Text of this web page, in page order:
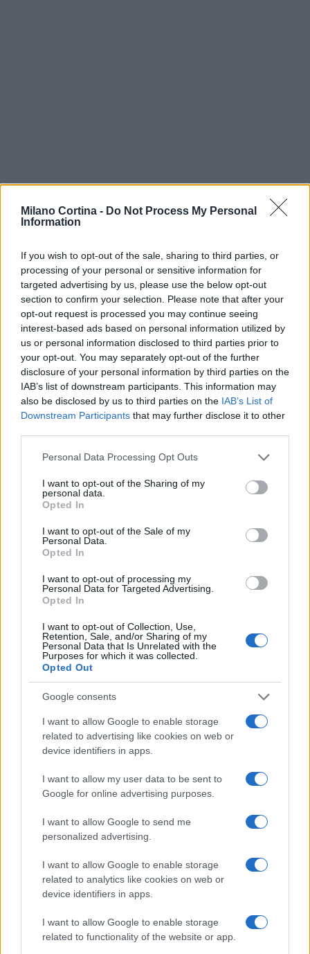
Milano Cortina - Do Not Process My Personal
Information
If you wish to opt-out of the sale, sharing to third parties, or
processing of your personal or sensitive information for
targeted advertising by us, please use the below opt-out
section to confirm your selection. Please note that after your
opt-out request is processed you may continue seeing
interest-based ads based on personal information utilized by
us or personal information disclosed to third parties prior to
your opt-out. You may separately opt-out of the further
disclosure of your personal information by third parties on the
IAB’s list of downstream participants. This information may
also be disclosed by us to third parties on the IAB’s List of
Downstream Participants that may further disclose it to other
Please note that this website/app uses one or more Google
not limited to your visit or usage behaviour. You may click to
grant or deny consent to Google and its third-party tags to
use your data for below specified purposes in below Google
consent section.
Personal Data Processing Opt Outs
I want to opt-out of the Sharing of my
personal data.
Opted In
I want to opt-out of the Sale of my
Personal Data.
Opted In
I want to opt-out of processing my
Personal Data for Targeted Advertising.
Opted In
I want to opt-out of Collection, Use,
Retention, Sale, and/or Sharing of my
Personal Data that Is Unrelated with the
Purposes for which it was collected.
Opted Out
Google consents
I want to allow Google to enable storage
related to advertising like cookies on web or
device identifiers in apps.
I want to allow my user data to be sent to
Google for online advertising purposes.
I want to allow Google to send me
personalized advertising.
I want to allow Google to enable storage
related to analytics like cookies on web or
device identifiers in apps.
I want to allow Google to enable storage
related to functionality of the website or app.
Continua a leggere
NEWS
Come scegliere le scarpe da running donna: comfort
e performance
Marco Tessari · 8 Ago 2026
NEWS
Arrestati cinque agenti della polizia locale di Milano: le
accuse e i dettagli
NEWS